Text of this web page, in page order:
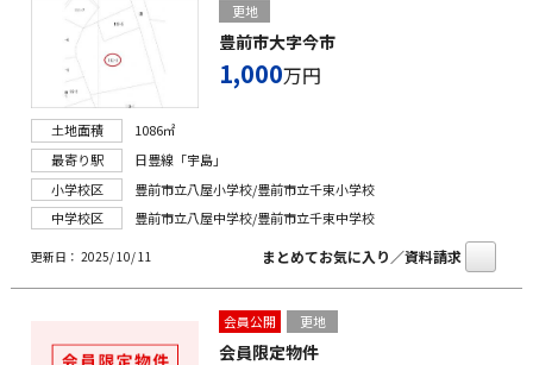
更地
豊前市大字今市
1,000万円
土地面積
1086㎡
最寄り駅
日豊線「宇島」
小学校区
豊前市立八屋小学校/豊前市立千束小学校
中学校区
豊前市立八屋中学校/豊前市立千束中学校
更新日： 2025/ 10/ 11 まとめてお気に入り／資料請求
会員公開 更地
会員限定物件